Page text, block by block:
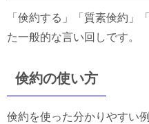
「倹約する」「質素倹約」
た一般的な言い回しです。
倹約の使い方
倹約を使った分かりやすい